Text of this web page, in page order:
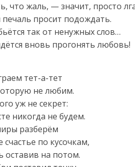
что жаль, — значит, просто
просит подождать.
так от ненужных слов…
вновь прогонять любовь!
тет-а-тет
не любим.
уж не секрет:
никогда не будем.
разберём
по кусочкам,
оставив на потом.